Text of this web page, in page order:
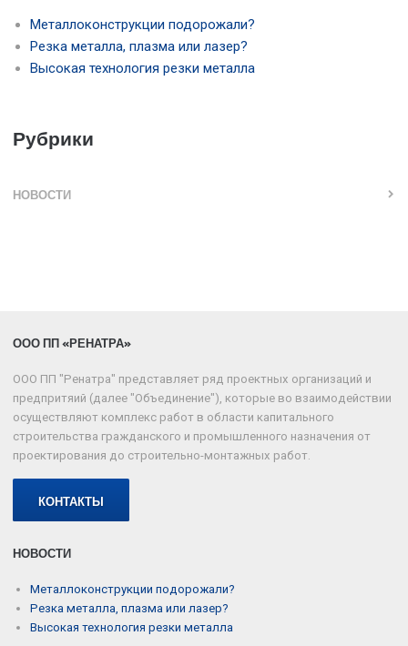
Металлоконструкции подорожали?
Резка металла, плазма или лазер?
Высокая технология резки металла
Рубрики
НОВОСТИ
ООО ПП «РЕНАТРА»
ООО ПП "Ренатра" представляет ряд проектных организаций и
предпритяий (далее "Объединение"), которые во взаимодействии
осуществляют комплекс работ в области капитального
строительства гражданского и промышленного назначения от
проектирования до строительно-монтажных работ.
КОНТАКТЫ
НОВОСТИ
Металлоконструкции подорожали?
Резка металла, плазма или лазер?
Высокая технология резки металла